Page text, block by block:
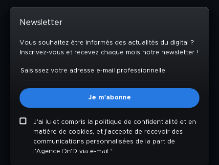
Newsletter
Vous souhaitez être informés des actualités du digital ?
Inscrivez-vous et recevez chaque mois notre newsletter !
J'ai lu et compris la politique de confidentialité et en
matière de cookies, et j'accepte de recevoir des
communications personnalisées de la part de
l'Agence Dn'D via e-mail. *